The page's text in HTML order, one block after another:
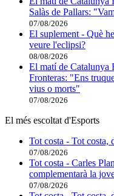
Salàs de Pallars:
07/08/2026
El suplement - Què
veure l'eclipsi?
08/08/2026
El matí de Catalunya
Fronteras: "Ens
vius o morts"
07/08/2026
El més escoltat d'Esports
Tot costa - Tot costa,
07/08/2026
Tot costa - Carles
complementarà la
07/08/2026